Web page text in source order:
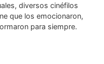
diversos cinéfilos
que los emocionaron,
para siempre.